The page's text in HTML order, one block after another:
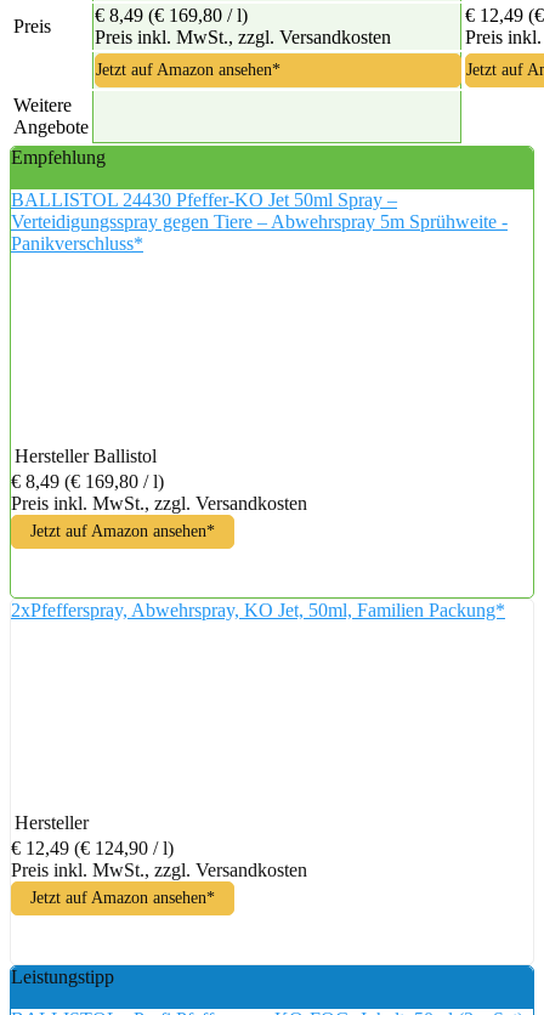
Preis
€ 8,49 (€ 169,80 / l)
Preis inkl. MwSt., zzgl. Versandkosten
€ 12,49
Preis
Jetzt auf Amazon ansehen* Jetzt auf
Weitere
Angebote
Empfehlung
BALLISTOL 24430 Pfeffer-KO Jet 50ml Spray –
Verteidigungsspray gegen Tiere – Abwehrspray 5m Sprühweite -
Panikverschluss*
Hersteller Ballistol
€ 8,49 (€ 169,80 / l)
Preis inkl. MwSt., zzgl. Versandkosten
Jetzt auf Amazon ansehen*
2xPfefferspray, Abwehrspray, KO Jet, 50ml, Familien Packung*
Hersteller
€ 12,49 (€ 124,90 / l)
Preis inkl. MwSt., zzgl. Versandkosten
Jetzt auf Amazon ansehen*
Leistungstipp